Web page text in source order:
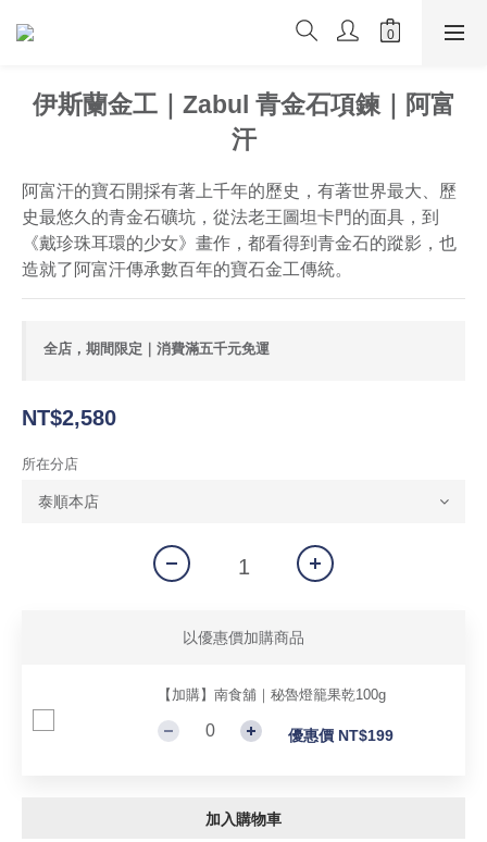
伊斯蘭金工｜Zabul 青金石項鍊｜阿富
汗
阿富汗的寶石開採有著上千年的歷史，有著世界最大、歷
史最悠久的青金石礦坑，從法老王圖坦卡門的面具，到
《戴珍珠耳環的少女》畫作，都看得到青金石的蹤影，也
造就了阿富汗傳承數百年的寶石金工傳統。
全店，期間限定｜消費滿五千元免運
NT$2,580
所在分店
以優惠價加購商品
【加購】南食舖｜秘魯燈籠果乾100g
優惠價 NT$199
加入購物車